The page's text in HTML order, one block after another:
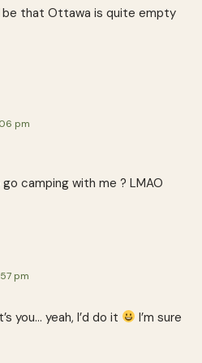
be that Ottawa is quite empty
pm
camping with me ? LMAO
pm
you… yeah, I’d do it
I’m sure